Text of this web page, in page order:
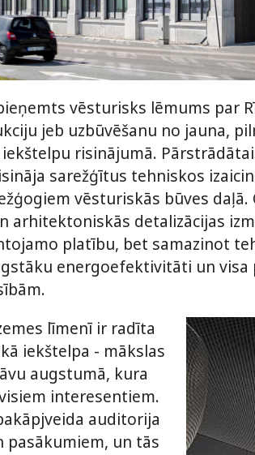
vēsturisks lēmums par
jeb uzbūvēšanu no jauna,
risinājumā.
sarežģītus tehniskos
vēsturiskās būves
arhitektoniskās detalizācijas
platību, bet samazinot
energoefektivitāti un visa
līmenī ir radīta
iekštelpa - mākslas
augstumā, kura
interesentiem.
auditorija
pasākumiem, un tās